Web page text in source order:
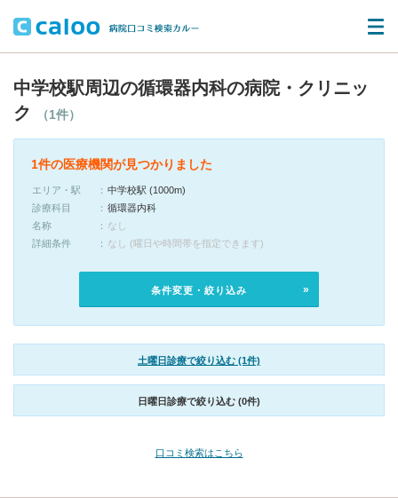
中学校駅周辺の循環器内科の病院・クリニッ
ク
（1件）
1件の医療機関が見つかりました
エリア・駅
中学校駅 (1000m)
診療科目
循環器内科
名称
なし
詳細条件
なし (曜日や時間帯を指定できます)
条件変更・絞り込み
土曜日診療で絞り込む (1件)
日曜日診療で絞り込む (0件)
口コミ検索はこちら